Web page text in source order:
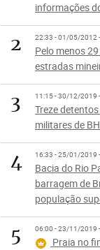
informações
2 22:33 - 01/05/2012
Pelo menos
estradas
3 11:15 - 30/12/2019
Treze
militares de
4 16:33 - 25/01/2019
Bacia do Rio
barragem de
população
5 06:00 - 23/11/2019
Praia no